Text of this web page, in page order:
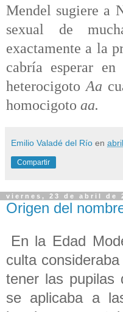
Mendel sugiere a
sexual de
exactamente a la
cabría esperar
heterocigoto Aa
homocigoto aa.
Emilio Valadé del Río en
Compartir
viernes, 23 de abril de
Origen del
En la Edad
culta
tener las pupilas
se aplicaba a